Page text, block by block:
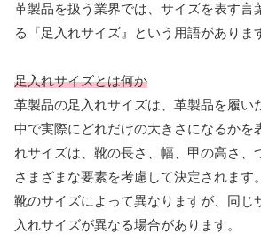
革製品を扱う業界では、サイズを表す言
る『足入れサイズ』という用語がありま
足入れサイズとは何か
革製品の足入れサイズは、革製品を履い
中で実際にどれだけの大きさになるかを
れサイズは、靴の長さ、幅、甲の高さ、
さまざまな要素を考慮して決定されます
靴のサイズによって異なりますが、同じ
入れサイズが異なる場合があります。